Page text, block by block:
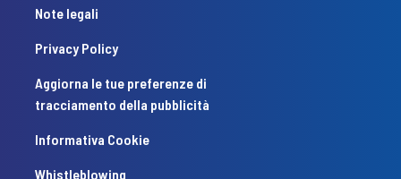
Note legali
Privacy Policy
Aggiorna le tue preferenze di
tracciamento della pubblicità
Informativa Cookie
Whistleblowing